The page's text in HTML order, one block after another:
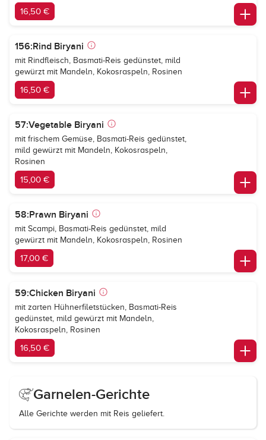
16,50 €
156:Rind Biryani
mit Rindfleisch, Basmati-Reis gedünstet, mild
gewürzt mit Mandeln, Kokosraspeln, Rosinen
16,50 €
57:Vegetable Biryani
mit frischem Gemüse, Basmati-Reis gedünstet,
mild gewürzt mit Mandeln, Kokosraspeln,
Rosinen
15,00 €
58:Prawn Biryani
mit Scampi, Basmati-Reis gedünstet, mild
gewürzt mit Mandeln, Kokosraspeln, Rosinen
17,00 €
59:Chicken Biryani
mit zarten Hühnerfiletstücken, Basmati-Reis
gedünstet, mild gewürzt mit Mandeln,
Kokosraspeln, Rosinen
16,50 €
Garnelen-Gerichte
Alle Gerichte werden mit Reis geliefert.